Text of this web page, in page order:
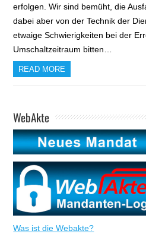
erfolgen. Wir sind bemüht, die
dabei aber von der Technik der
etwaige Schwierigkeiten bei der
Umschaltzeitraum bitten…
READ MORE
WebAkte
Was ist die Webakte?